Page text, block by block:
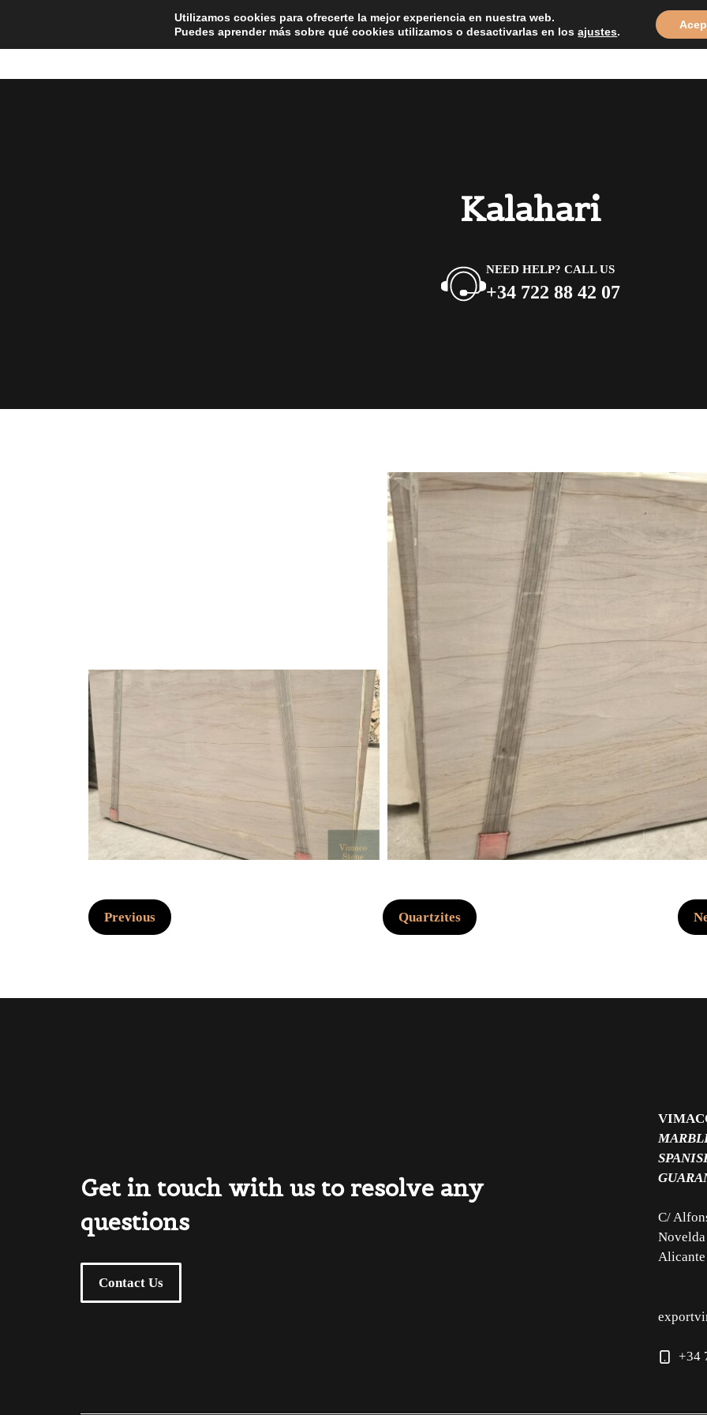
contenido
HOME MATERIALS
Kalahari
NEED HELP? CALL US
+34 722 88 42 07
Previous Quartzites
Get in touch with us to resolve any
questions
Contact Us
C/
+34
Utilizamos cookies para ofrecerte la mejor experiencia en nuestra web.
Puedes aprender más sobre qué cookies utilizamos o desactivarlas en losajustes.